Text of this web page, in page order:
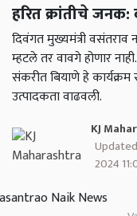
हरित क्रांतीचे
दिवंगत मुख्यमंत्री
म्हटले तर वावगे होणार
संकरीत बियाणे हे कार्यक्रम
उत्पादकता वाढवली.
KJ
2024